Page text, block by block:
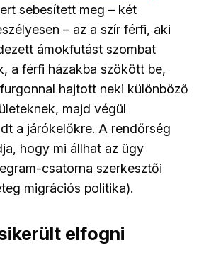
sebesített meg – két
– az a szír férfi, aki
ámokfutást szombat
a férfi házakba szökött be,
hajtott neki különböző
majd végül
a járókelőkre. A rendőrség
hogy mi állhat az ügy
csatorna szerkesztői
migrációs politika).
elfogni